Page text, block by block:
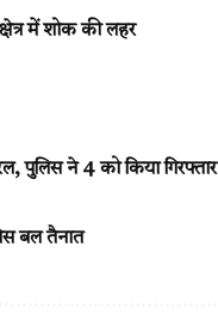
में शोक की लहर
पुलिस ने 4 को किया गिरफ्तार
बल तैनात